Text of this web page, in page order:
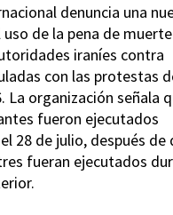
denuncia una
uso de la pena de
iraníes contra
con las protestas
La organización señala
fueron ejecutados
28 de julio, después de
fueran ejecutados